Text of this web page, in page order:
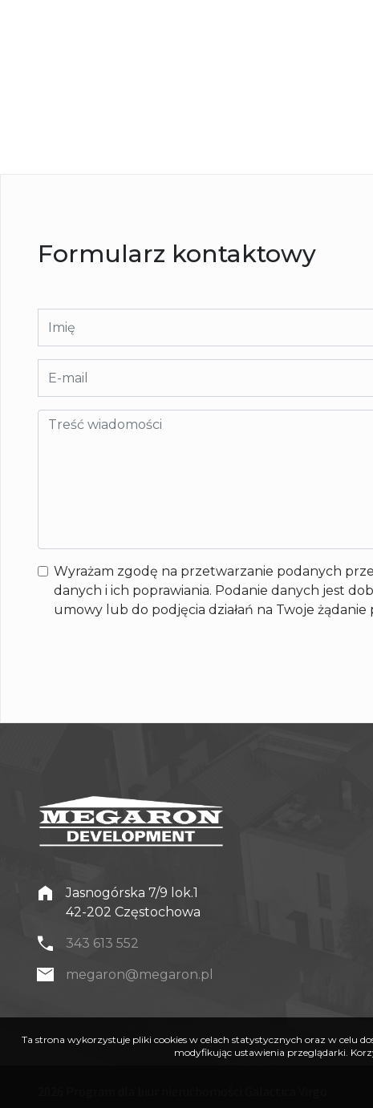
Formularz kontaktowy
Wyrażam zgodę na przetwarzanie podanych
danych i ich poprawiania. Podanie danych jest
umowy lub do podjęcia działań na Twoje
Jasnogórska 7/9 lok.1
42-202 Częstochowa
343 613 552
megaron@megaron.pl
Ta strona wykorzystuje pliki cookies w celach statystycznych oraz w celu
modyfikując ustawienia przeglądarki.